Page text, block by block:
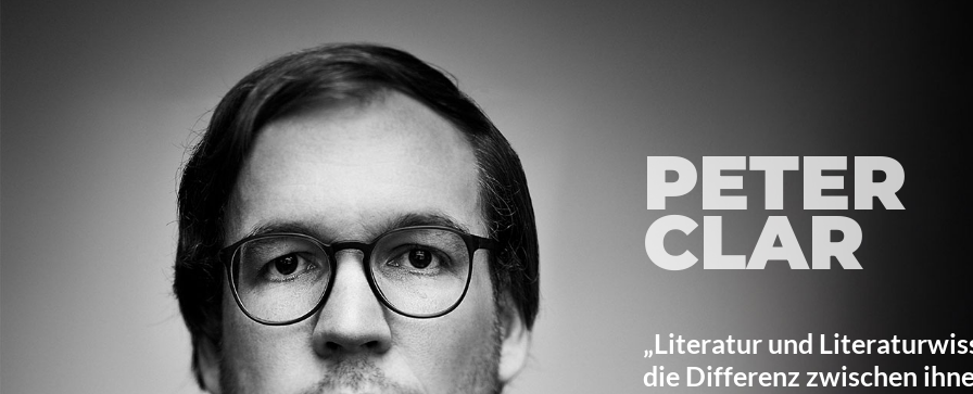
PETER
CLAR
„Literatur und
die Differenz zwischen